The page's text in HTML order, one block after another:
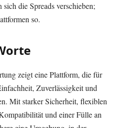
die Spreads verschieben;
so.
zeigt eine Plattform, die für
Zuverlässigkeit und
Mit starker Sicherheit, flexiblen
und einer Fülle an